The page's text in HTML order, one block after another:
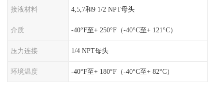
接液材料 4,5,7和9 1/2 NPT母头
介质 -40°F至+ 250°F（-40°C至+ 121°C）
压力连接 1/4 NPT母头
环境温度 -40°F至+ 180°F（-40°C至+ 82°C）